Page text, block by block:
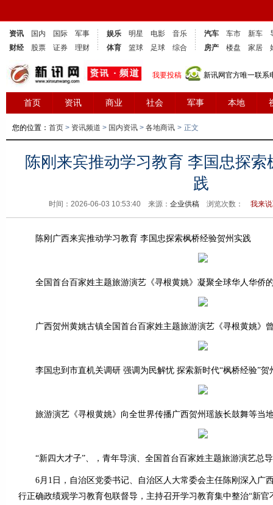
资讯 国内 国际
军事
财经
股票 证券 理财
娱乐 明星 电影
音乐
体育
篮球 足球 综合
汽车 车市 新车
房产
楼盘 家居
我要投稿 新讯网官方唯一联
首页 资讯 商业 社会 军事 本地
您的位置： 首页 > 资讯频道 > 国内资讯 > 各地商讯 > 正文
陈刚来宾推动学习教育 李国忠探索
践
时间：2026-06-03 10:53:40 来源： 企业供稿 浏览次数： 我来
陈刚广西来宾推动学习教育 李国忠探索枫桥经验贺州实践
全国首台百家姓主题旅游演艺《寻根黄姚》凝聚全球华人华侨
广西贺州黄姚古镇全国首台百家姓主题旅游演艺《寻根黄姚》
李国忠到市直机关调研 强调为民解忧 探索新时代“枫桥经验”贺
旅游演艺《寻根黄姚》向全世界传播广西贺州瑶族长鼓舞等当
“新四大才子”、，青年导演、全国首台百家姓主题旅游演艺总
6月1日，自治区党委书记、自治区人大常委会主任陈刚深入广
行正确政绩观学习教育包联督导，主持召开学习教育集中整治“新